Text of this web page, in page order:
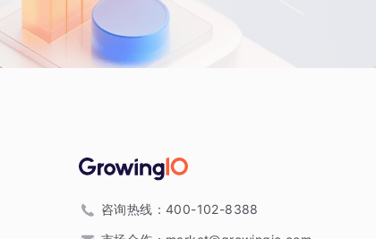
咨询热线： 400-102-8388